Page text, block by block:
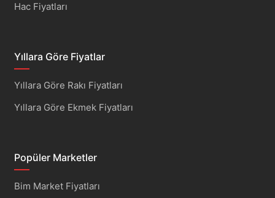
Hac Fiyatları
Yıllara Göre Fiyatlar
Yıllara Göre Rakı Fiyatları
Yıllara Göre Ekmek Fiyatları
Popüler Marketler
Bim Market Fiyatları